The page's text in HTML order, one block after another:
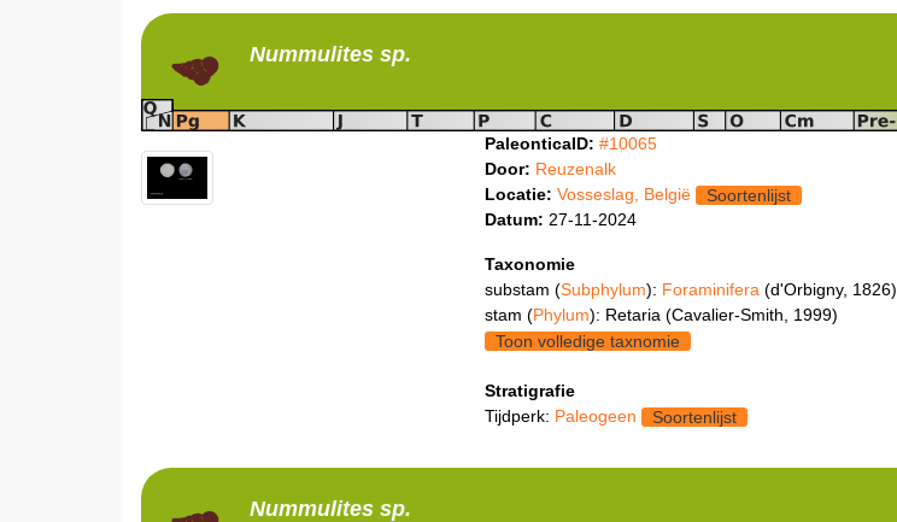
Nummulitessp.
PaleonticaID: #10065
Door: Reuzenalk
Locatie: Vosseslag, België
Soortenlijst
Datum: 27-11-2024
Taxonomie
substam (Subphylum): Foraminifera (d'Orbigny, 1826)
stam (Phylum): Retaria (Cavalier-Smith, 1999)
Toon volledige taxnomie
Stratigrafie
Tijdperk: Paleogeen Soortenlijst
Nummulitessp.